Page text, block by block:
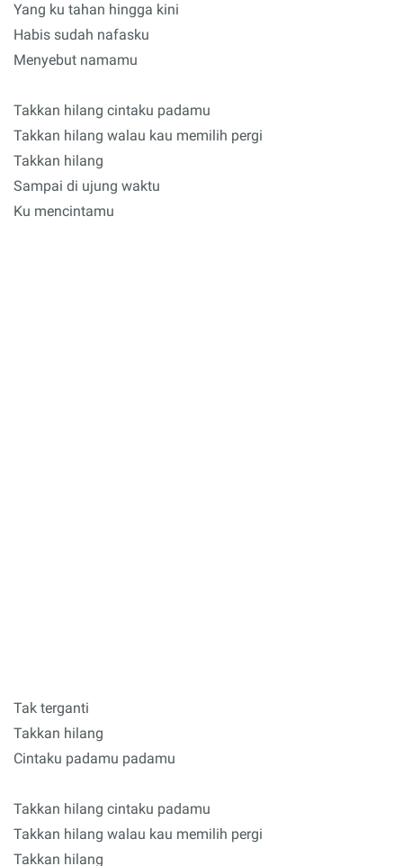
Yang ku tahan hingga kini
Habis sudah nafasku
Menyebut namamu
Takkan hilang cintaku padamu
Takkan hilang walau kau memilih pergi
Takkan hilang
Sampai di ujung waktu
Ku mencintamu
Tak terganti
Takkan hilang
Cintaku padamu padamu
Takkan hilang cintaku padamu
Takkan hilang walau kau memilih pergi
Takkan hilang